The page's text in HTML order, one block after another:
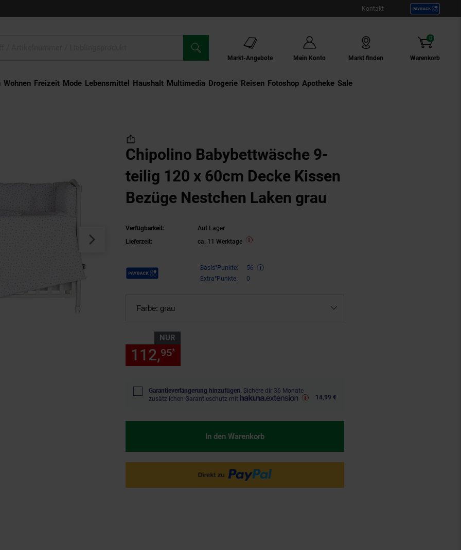
Kontakt
Markt-Angebote Mein Konto Markt finden Warenkorb
0
Artikel
Wohnen Freizeit Mode Lebensmittel Haushalt Multimedia Drogerie Externer Link:
Reisen Externer Link:
Fotoshop Externer Link:
Apotheke Sale
Chipolino Babybettwäsche 9-
teilig 120 x 60cm Decke Kissen
Bezüge Nestchen Laken grau
Verfügbarkeit:
Auf Lager
Lieferzeit:
ca. 11 Werktage
Payback Punkte Basis°Punkte:
56
Extra°Punkte:
0
Farbe: grau
NUR
112,95*
Garantieverlängerung hinzufügen. Sichere dir 36 Monate
zusätzlichen Garantieschutz mit
14,99 €
In den Warenkorb